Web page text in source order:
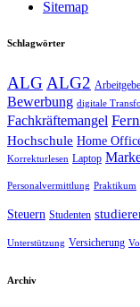
Sitemap
Schlagwörter
ALG ALG2
Bewerbung digitale
Fachkräftemangel
Hochschule Home
Korrekturlesen Laptop
Personalvermittlung Praktikum
Steuern Studenten
Unterstützung Versicherung
Archiv